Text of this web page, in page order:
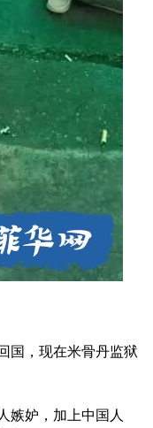
国，现在米骨丹监狱
嫉妒，加上中国人